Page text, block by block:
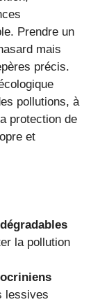
Prendre un
mais
précis.
pollutions, à
protection de
et
la pollution
lessives